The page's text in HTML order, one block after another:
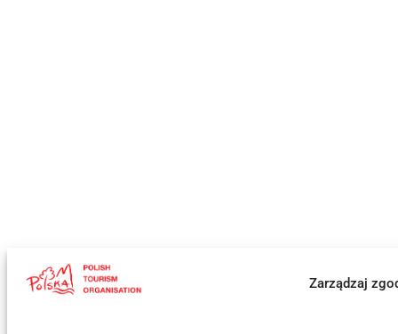
Zarządzaj